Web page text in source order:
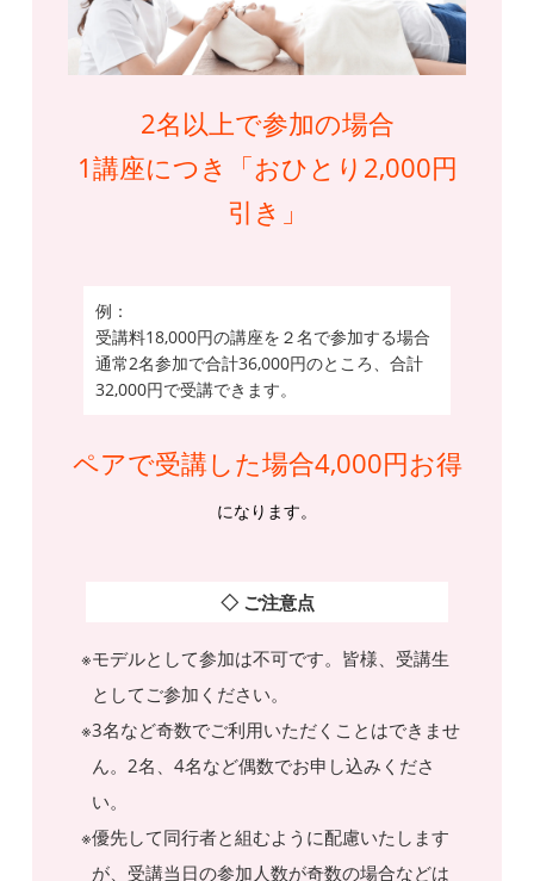
2名以上で参加の場合
1講座につき「おひとり2,000円
引き」
例：
受講料18,000円の講座を２名で参加する場合
通常2名参加で合計36,000円のところ、合計
32,000円で受講できます。
ペアで受講した場合4,000円お得
になります。
◇ ご注意点
モデルとして参加は不可です。皆様、受講生
としてご参加ください。
3名など奇数でご利用いただくことはできませ
ん。2名、4名など偶数でお申し込みくださ
い。
優先して同行者と組むように配慮いたします
が、受講当日の参加人数が奇数の場合などは